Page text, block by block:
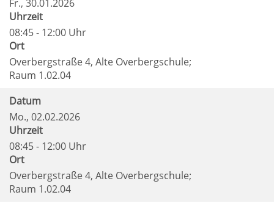
Fr., 30.01.2026
Uhrzeit
08:45 - 12:00 Uhr
Ort
Overbergstraße 4, Alte Overbergschule;
Raum 1.02.04
Datum
Mo., 02.02.2026
Uhrzeit
08:45 - 12:00 Uhr
Ort
Overbergstraße 4, Alte Overbergschule;
Raum 1.02.04